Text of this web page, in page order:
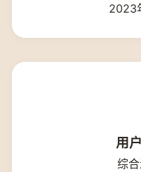
2023
用
综